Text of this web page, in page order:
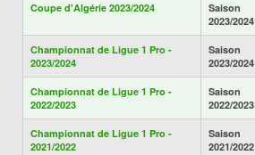
Coupe d'Algérie 2023/2024
Saison
2023/2024
Championnat de Ligue 1 Pro -
2023/2024
Saison
2023/2024
Championnat de Ligue 1 Pro -
2022/2023
Saison
2022/2023
Championnat de Ligue 1 Pro -
2021/2022
Saison
2021/2022